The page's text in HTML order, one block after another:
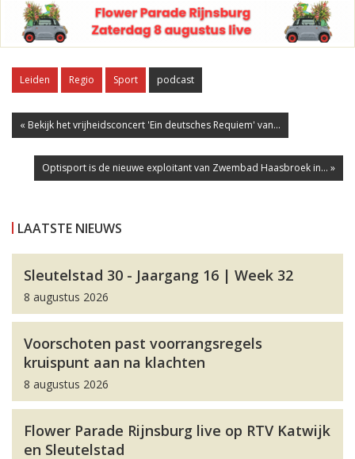
Leiden Regio Sport podcast
« Bekijk het vrijheidsconcert 'Ein deutsches Requiem' van...
Optisport is de nieuwe exploitant van Zwembad Haasbroek in... »
LAATSTE NIEUWS
Sleutelstad 30 - Jaargang 16 | Week 32
8 augustus 2026
Voorschoten past voorrangsregels
kruispunt aan na klachten
8 augustus 2026
Flower Parade Rijnsburg live op RTV Katwijk
en Sleutelstad